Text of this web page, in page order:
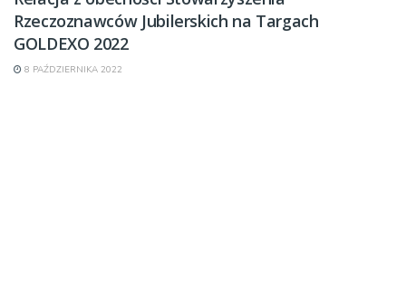
Rzeczoznawców Jubilerskich na Targach
GOLDEXO 2022
8 PAŹDZIERNIKA 2022